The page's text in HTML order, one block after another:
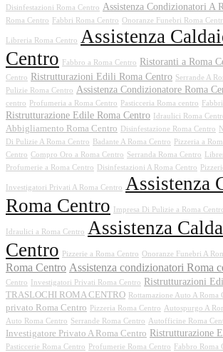
Disinfestazioni Roma Centro Assistenza Condizionatori A
Roma Centro
Fabbri Roma Centro Onoranze Funebri Roma
Libreria Roma Centro Assistenza
Centro
Fabbro a Roma Centro Ristoranti a Roma
Centro Ristrutturazioni Edili Roma Centro Serrande A
Pulizie Roma Centro Assistenza Condizionatore Roma
centro
Profumeria a Roma Centro Pasticceria Roma centro
Ristrutturazione Edile Roma Centro Idraulici Roma
Abbigliamento Roma Centro Disinfestazione Roma Centro
Di Pulizie A Roma Centro
Badante A Roma Centro Pizzeria a
Centro Compro Oro a Roma Centro Serranda Roma Centro
Profumerie a Roma Centro
Disinfestazioni A Roma Centro
Investigatori Privati A Roma Centro Assistenza
Roma Centro
Impresa Di Pulizie a Roma
Idraulici a Roma Centro Assistenza
Centro
Pizzerie a Roma Centro Onoranze Funebri A
Roma Centro Assistenza condizionatori Roma
Centro
Investigatori Privati Roma Centro Ristrutturazioni
TRASLOCHI ROMA CENTRO Rottamazione Auto A Roma
privato Roma Centro
Pizzeria Roma Centro Autospurgo A
Auto Roma Centro Serrande Roma Centro Autofficine Roma
Investigatore Privato A Roma Centro Ristrutturazione
Pasticcerie Roma Centro Profumerie Roma Centro Fabbro Roma